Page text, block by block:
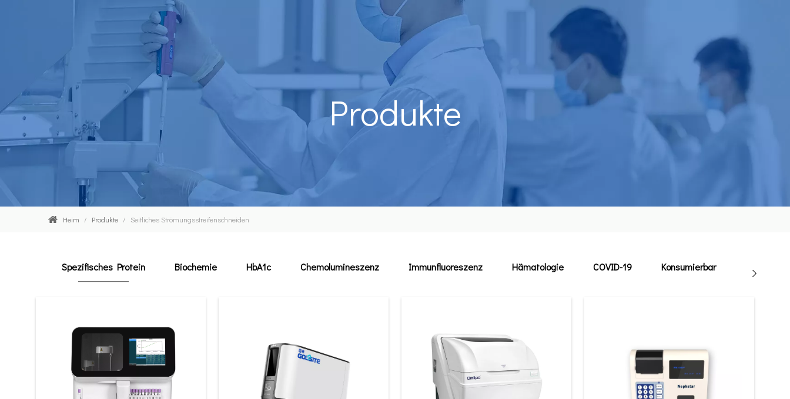
Produkte
Heim / Produkte / Seitliches Strömungsstreifenschneiden
Spezifisches Protein Biochemie HbA1c Chemolumineszenz Immunfluoreszenz Hämatologie COVID-19 Konsumierbar